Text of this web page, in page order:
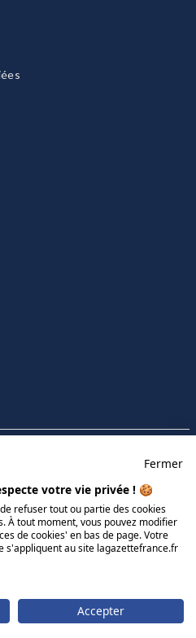
Fermer
votre vie privée ! 🍪
refuser tout ou partie des cookies
À tout moment, vous pouvez modifier
de cookies' en bas de page. Votre
s'appliquent au site lagazettefrance.fr
Accepter